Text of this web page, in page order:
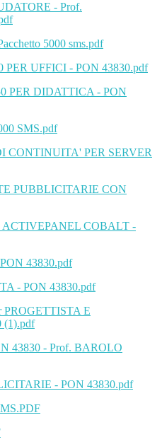
- Prof.
5000 sms.pdf
UFFICI - PON 43830.pdf
PER DIDATTICA - PON
SMS.pdf
CONTINUITA' PER SERVER
PUBBLICITARIE CON
COBALT -
43830.pdf
- PON 43830.pdf
PROGETTISTA E
(1).pdf
43830 - Prof. BAROLO
- PON 43830.pdf